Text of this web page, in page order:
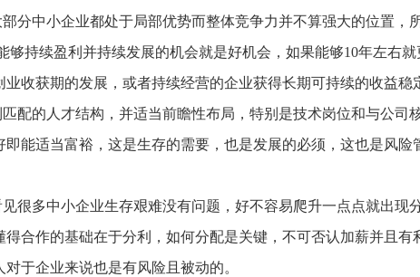
滚动查看更多
点线面结合，安全风险管控新策略 数智驱动，全域穿透
穿透式智能科技
全级次穿透，数智驱动科技管理
HR人力资源管理
数智赋能人力，全域一
人业财一体化
分中小企业都处于局部优势而整体竞争力并不算强大的位置，
持续盈利并持续发展的机会就是好机会，如果能够10年左右
收获期的发展，或者持续经营的企业获得长期可持续的收益稳
配的人才结构，并适当前瞻性布局，特别是技术岗位和与公司
能适当富裕，这是生存的需要，也是发展的必须，这也是风险
很多中小企业生存艰难没有问题，好不容易爬升一点点就出现
合作的基础在于分利，如何分配是关键，不可否认加薪并且有
于企业来说也是有风险且被动的。